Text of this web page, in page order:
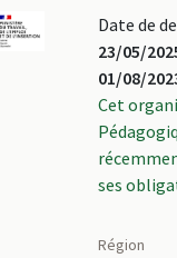
Date de
23/05/
01/08/
Cet
ses
Région